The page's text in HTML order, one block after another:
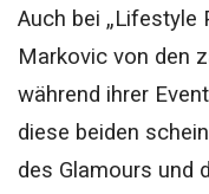
Auch bei „Lifestyle
Markovic von den
während ihrer
diese beiden
des Glamours und